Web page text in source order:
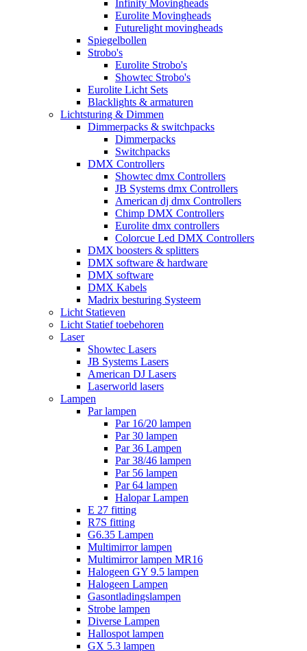
Infinity Movingheads
Eurolite Movingheads
Futurelight movingheads
Spiegelbollen
Strobo's
Eurolite Strobo's
Showtec Strobo's
Eurolite Licht Sets
Blacklights & armaturen
Lichtsturing & Dimmen
Dimmerpacks & switchpacks
Dimmerpacks
Switchpacks
DMX Controllers
Showtec dmx Controllers
JB Systems dmx Controllers
American dj dmx Controllers
Chimp DMX Controllers
Eurolite dmx controllers
Colorcue Led DMX Controllers
DMX boosters & splitters
DMX software & hardware
DMX software
DMX Kabels
Madrix besturing Systeem
Licht Statieven
Licht Statief toebehoren
Laser
Showtec Lasers
JB Systems Lasers
American DJ Lasers
Laserworld lasers
Lampen
Par lampen
Par 16/20 lampen
Par 30 lampen
Par 36 Lampen
Par 38/46 lampen
Par 56 lampen
Par 64 lampen
Halopar Lampen
E 27 fitting
R7S fitting
G6.35 Lampen
Multimirror lampen
Multimirror lampen MR16
Halogeen GY 9.5 lampen
Halogeen Lampen
Gasontladingslampen
Strobe lampen
Diverse Lampen
Hallospot lampen
GX 5.3 lampen